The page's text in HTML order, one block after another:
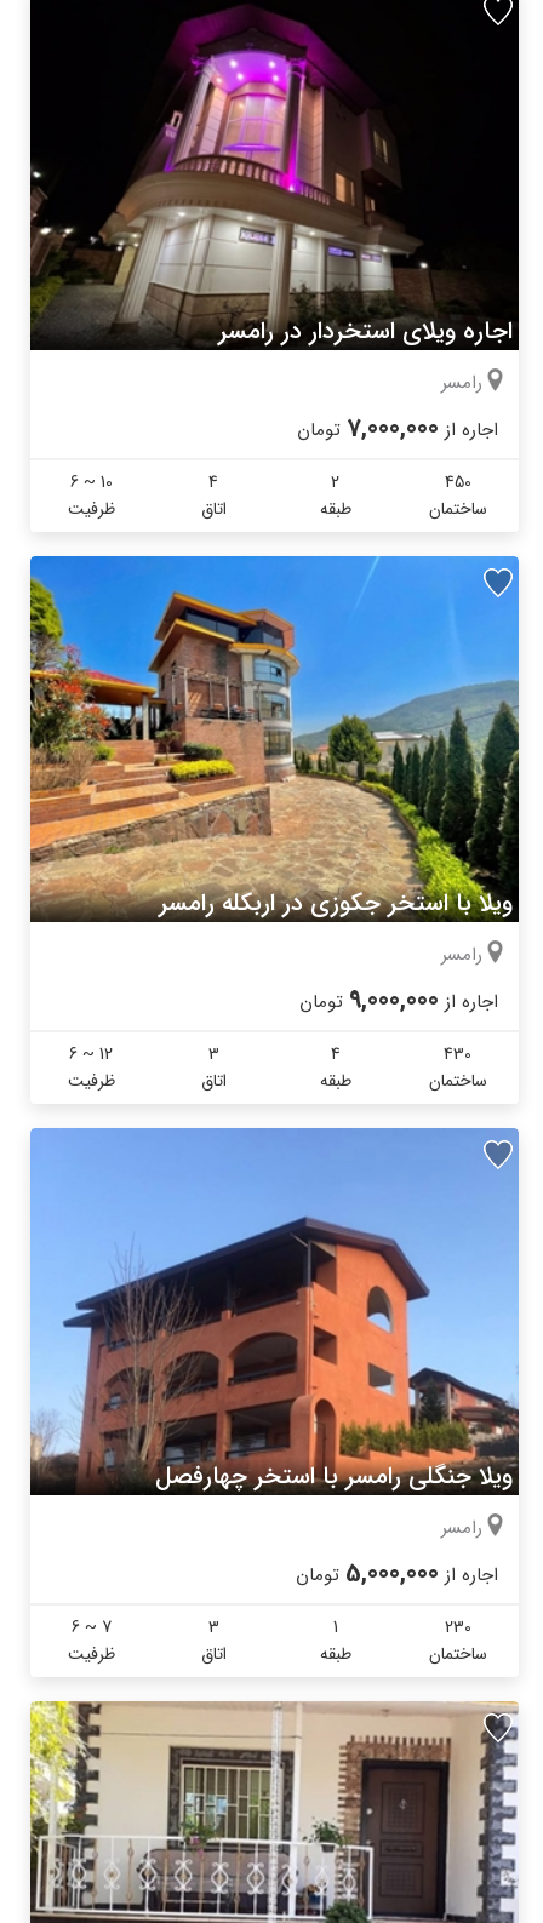
اجاره ویلای استخردار در رامسر
رامسر
اجاره از 7,000,000 تومان
450
ساختمان
2
طبقه
4
اتاق
6 ~ 10
ظرفیت
ویلا با استخر جکوزی در اربکله رامسر
رامسر
اجاره از 9,000,000 تومان
430
ساختمان
4
طبقه
3
اتاق
6 ~ 12
ظرفیت
ویلا جنگلی رامسر با استخر چهارفصل
رامسر
اجاره از 5,000,000 تومان
230
ساختمان
1
طبقه
3
اتاق
6 ~ 7
ظرفیت